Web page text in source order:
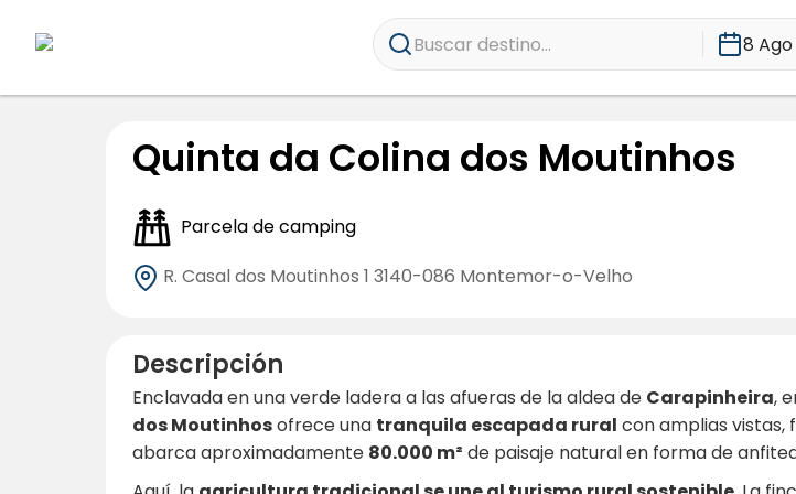
Buscar destino... 8
Quinta da Colina dos Moutinhos
Parcela de camping
R. Casal dos Moutinhos 1 3140-086 Montemor-o-Velho
Descripción
Enclavada en una verde ladera a las afueras de la aldea de Carapinheira,
dos Moutinhosofrece una tranquila escapada rural con amplias vistas,
abarca aproximadamente 80.000 m² de paisaje natural en forma de